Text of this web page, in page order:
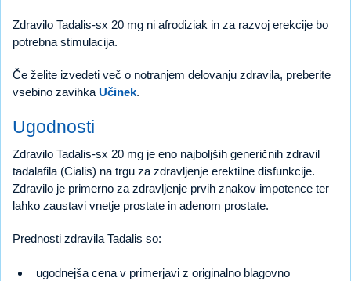
Zdravilo Tadalis-sx 20 mg ni afrodiziak in za razvoj erekcije bo
potrebna stimulacija.
Če želite izvedeti več o notranjem delovanju zdravila, preberite
vsebino zavihka Učinek.
Ugodnosti
Zdravilo Tadalis-sx 20 mg je eno najboljših generičnih zdravil
tadalafila (Cialis) na trgu za zdravljenje erektilne disfunkcije.
Zdravilo je primerno za zdravljenje prvih znakov impotence ter
lahko zaustavi vnetje prostate in adenom prostate.
Prednosti zdravila Tadalis so:
ugodnejša cena v primerjavi z originalno blagovno